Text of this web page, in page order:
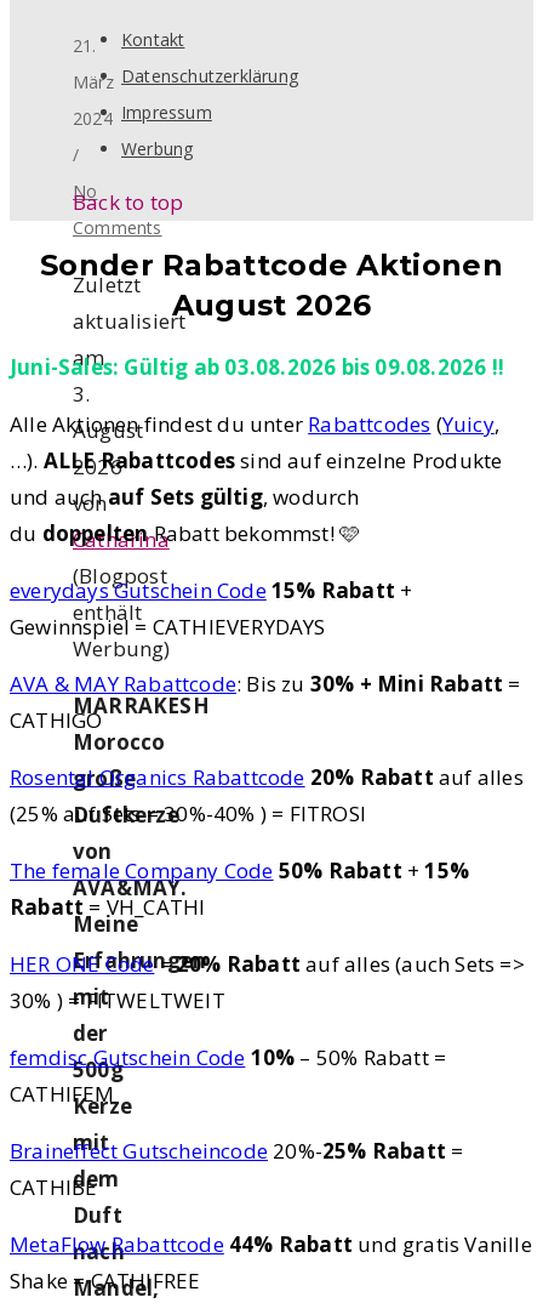
21.
März
2024
/
No
Comments
Zuletzt
aktualisiert
am
3.
August
2026
von
Catharina
(Blogpost
enthält
Werbung)
MARRAKESH
Morocco
große
Duftkerze
von
AVA&MAY.
Meine
Erfahrungen
mit
der
500g
Kerze
mit
dem
Duft
nach
Mandel,
Kontakt
Datenschutzerklärung
Impressum
Werbung
Back to top
Sonder Rabattcode Aktionen
August 2026
Juni-Sales: Gültig ab 03.08.2026 bis 09.08.2026 !!
Alle Aktionen findest du unter Rabattcodes (Yuicy,
…). ALLE Rabattcodessind auf einzelne Produkte
und auchauf Sets gültig, wodurch
du doppeltenRabatt bekommst! 🩷
everydays Gutschein Code15% Rabatt +
Gewinnspiel = CATHIEVERYDAYS
AVA & MAY Rabattcode: Bis zu 30% + Mini Rabatt =
CATHIGO
Rosental Organics Rabattcode 20% Rabatt auf alles
(25% auf Sets = 30%-40% ) = FITROSI
The female Company Code 50% Rabatt +15%
Rabatt = VH_CATHI
HER ONE Code=20% Rabatt auf alles (auch Sets =>
30% ) = FITWELTWEIT
femdisc Gutschein Code 10% – 50% Rabatt =
CATHIFEM
Braineffect Gutscheincode 20%-25% Rabatt =
CATHIBE
MetaFlow Rabattcode 44% Rabatt und gratis Vanille
Shake = CATHIFREE